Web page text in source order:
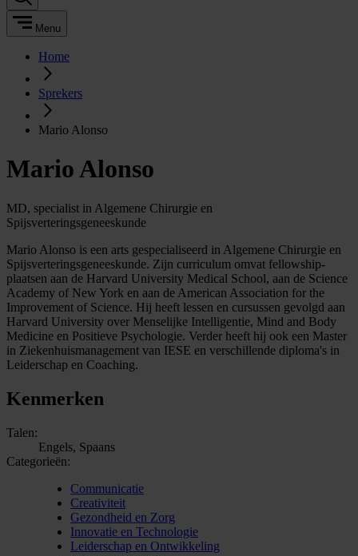
Menu
Home
Sprekers
Mario Alonso
Mario Alonso
MD, specialist in Algemene Chirurgie en
Spijsverteringsgeneeskunde
Mario Alonso is een arts gespecialiseerd in Algemene Chirurgie en
Spijsverteringsgeneeskunde. Zijn curriculum omvat fellowship-
plaatsen aan de Harvard University Medical School, aan de Science
Academy of New York en aan de American Association for the
Improvement of Science. Hij heeft lessen en cursussen gevolgd aan
Harvard University over Menselijke Intelligentie, Mind and Body
Medicine en Positieve Psychologie. Verder heeft hij ook een Master
in Ziekenhuismanagement van IESE en verschillende diploma's in
Leiderschap en Coaching.
Kenmerken
Talen:
Engels, Spaans
Categorieën:
Communicatie
Creativiteit
Gezondheid en Zorg
Innovatie en Technologie
Leiderschap en Ontwikkeling